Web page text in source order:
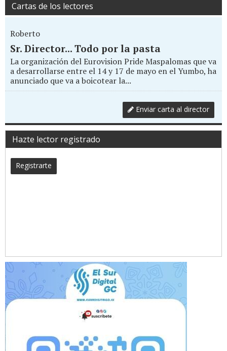
Cartas de los lectores
Roberto
Sr. Director... Todo por la pasta
La organización del Eurovision Pride Maspalomas que va
a desarrollarse entre el 14 y 17 de mayo en el Yumbo, ha
anunciado que va a boicotear la...
Enviar carta al director
Hazte lector registrado
Registrarte